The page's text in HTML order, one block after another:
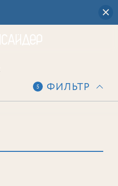
5 ФИЛЬТР
ни одного лота